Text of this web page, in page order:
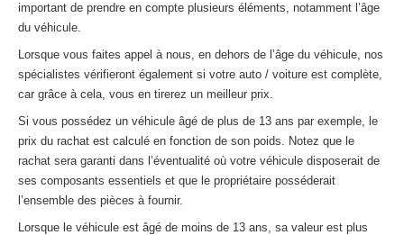
important de prendre en compte plusieurs éléments, notamment l’âge
du véhicule.
Lorsque vous faites appel à nous, en dehors de l’âge du véhicule, nos
spécialistes vérifieront également si votre auto / voiture est complète,
car grâce à cela, vous en tirerez un meilleur prix.
Si vous possédez un véhicule âgé de plus de 13 ans par exemple, le
prix du rachat est calculé en fonction de son poids. Notez que le
rachat sera garanti dans l’éventualité où votre véhicule disposerait de
ses composants essentiels et que le propriétaire posséderait
l’ensemble des pièces à fournir.
Lorsque le véhicule est âgé de moins de 13 ans, sa valeur est plus